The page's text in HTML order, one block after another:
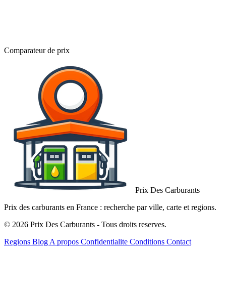
Comparateur de prix
Prix Des Carburants
Prix des carburants en France : recherche par ville, carte et regions.
© 2026 Prix Des Carburants - Tous droits reserves.
Regions Blog A propos Confidentialite Conditions Contact